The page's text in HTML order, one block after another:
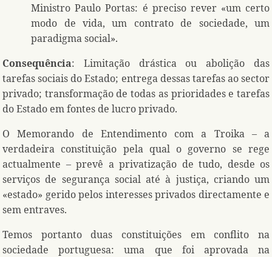
Ministro Paulo Portas: é preciso rever «um certo
modo de vida, um contrato de sociedade, um
paradigma social».
Consequência: Limitação drástica ou abolição das
tarefas sociais do Estado; entrega dessas tarefas ao sector
privado; transformação de todas as prioridades e tarefas
do Estado em fontes de lucro privado.
O Memorando de Entendimento com a Troika – a
verdadeira constituição pela qual o governo se rege
actualmente – prevê a privatização de tudo, desde os
serviços de segurança social até à justiça, criando um
«estado» gerido pelos interesses privados directamente e
sem entraves.
Temos portanto duas constituições em conflito na
sociedade portuguesa: uma que foi aprovada na